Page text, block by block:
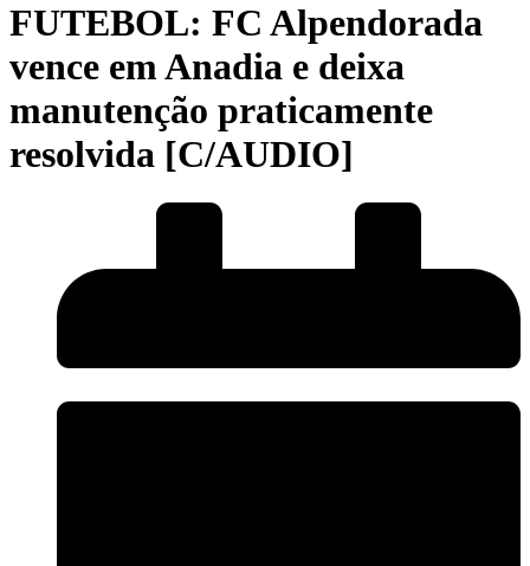
FUTEBOL: FC Alpendorada
vence em Anadia e deixa
manutenção praticamente
resolvida [C/AUDIO]